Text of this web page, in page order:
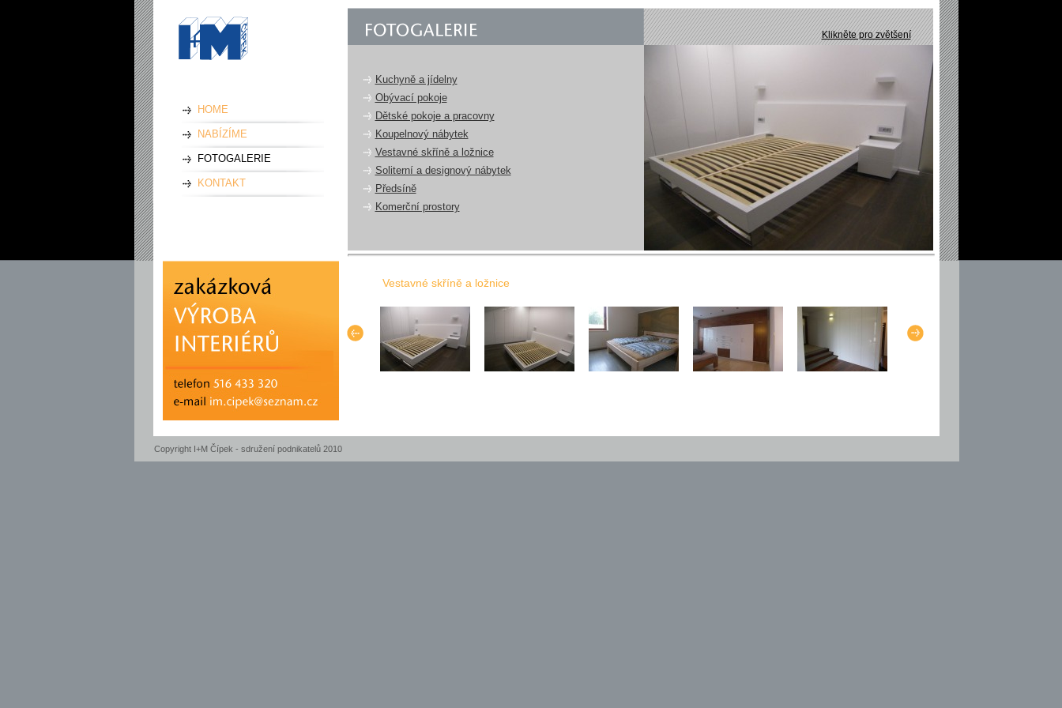
HOME
NABÍZÍME
FOTOGALERIE
KONTAKT
Klikněte pro zvětšení
Kuchyně a jídelny
Obývací pokoje
Dětské pokoje a pracovny
Koupelnový nábytek
Vestavné skříně a ložnice
Soliterní a designový nábytek
Předsíně
Komerční prostory
Vestavné skříně a ložnice
Copyright I+M Čípek - sdružení podnikatelů 2010